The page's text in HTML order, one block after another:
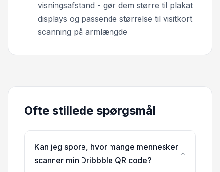
visningsafstand - gør dem større til plakat
displays og passende størrelse til visitkort
scanning på armlængde
Ofte stillede spørgsmål
Kan jeg spore, hvor mange mennesker
scanner min Dribbble QR code?